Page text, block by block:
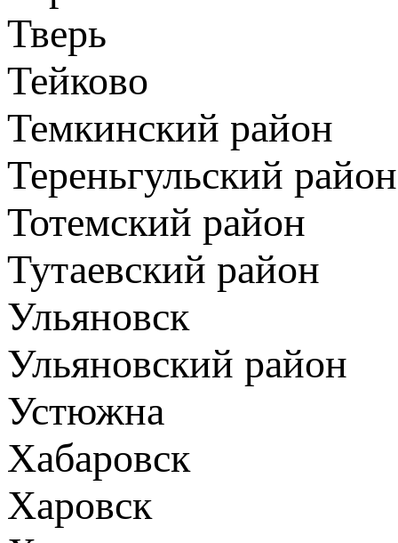
Тверь
Тейково
Темкинский район
Тереньгульский район
Тотемский район
Тутаевский район
Ульяновск
Ульяновский район
Устюжна
Хабаровск
Харовск